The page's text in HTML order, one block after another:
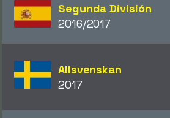
Segunda División
2016/2017
Allsvenskan
2017